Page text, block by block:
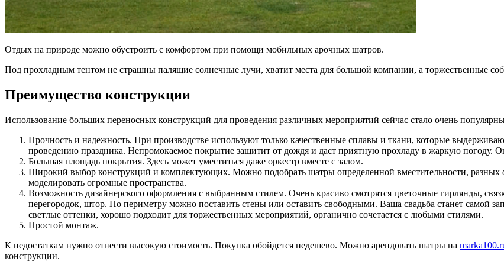
Отдых на природе можно обустроить с комфортом при помощи мобильных арочных шатров.
Под прохладным тентом не страшны палящие солнечные лучи, хватит места для большой компании, а торжественные
Преимущество конструкции
Использование больших переносных конструкций для проведения различных мероприятий сейчас стало очень
Прочность и надежность. При производстве используют только качественные сплавы и ткани, которые
проведению праздника. Непромокаемое покрытие защитит от дождя и даст приятную прохладу в жаркую погоду.
Большая площадь покрытия. Здесь может уместиться даже оркестр вместе с залом.
Широкий выбор конструкций и комплектующих. Можно подобрать шатры определенной вместительности, разных
моделировать огромные пространства.
Возможность дизайнерского оформления с выбранным стилем. Очень красиво смотрятся цветочные гирлянды,
перегородок, штор. По периметру можно поставить стены или оставить свободными. Ваша свадьба станет самой
светлые оттенки, хорошо подходит для торжественных мероприятий, органично сочетается с любыми стилями.
Простой монтаж.
К недостаткам нужно отнести высокую стоимость. Покупка обойдется недешево. Можно арендовать шатры на
конструкции.